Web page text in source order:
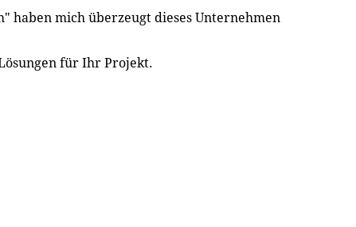
haben mich überzeugt dieses Unternehmen
für Ihr Projekt.